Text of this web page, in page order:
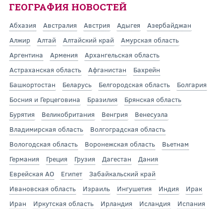
ГЕОГРАФИЯ НОВОСТЕЙ
Абхазия Австралия Австрия Адыгея
Азербайджан
Алжир
Алтай Алтайский край
Амурская область
Аргентина
Армения
Архангельская область
Астраханская область
Афганистан
Бахрейн
Башкортостан
Беларусь Белгородская область
Болгария
Босния и Герцеговина
Бразилия
Брянская область
Бурятия
Великобритания Венгрия
Венесуэла
Владимирская область
Волгоградская область
Вологодская область
Воронежская область
Вьетнам
Германия
Греция Грузия Дагестан
Дания
Еврейская АО
Египет
Забайкальский край
Ивановская область
Израиль Ингушетия Индия
Ирак
Иран
Иркутская область Ирландия Исландия
Испания